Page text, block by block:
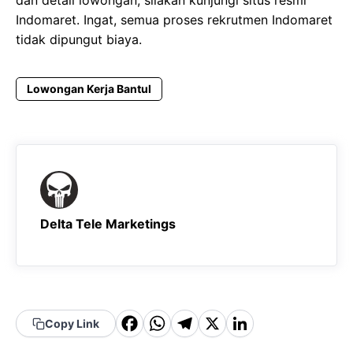
Indomaret. Ingat, semua proses rekrutmen Indomaret
tidak dipungut biaya.
Lowongan Kerja Bantul
Delta Tele Marketings
Copy Link
F WT X Li